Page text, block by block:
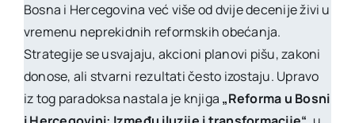
Bosna i Hercegovina već više od dvije decenije živi u
vremenu neprekidnih reformskih obećanja.
Strategije se usvajaju, akcioni planovi pišu, zakoni
donose, ali stvarni rezultati često izostaju. Upravo
iz tog paradoksa nastala je knjiga „Reforma u Bosni